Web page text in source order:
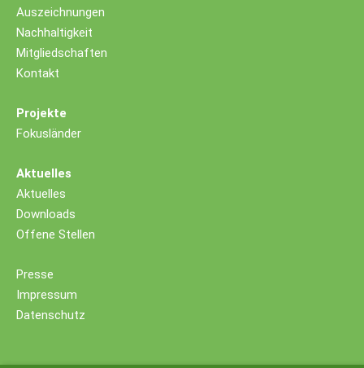
Auszeichnungen
Nachhaltigkeit
Mitgliedschaften
Kontakt
Projekte
Fokusländer
Aktuelles
Aktuelles
Downloads
Offene Stellen
Presse
Impressum
Datenschutz